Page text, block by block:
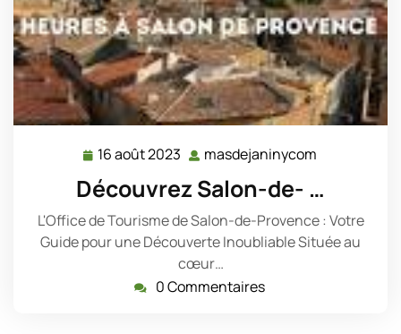
16 août 2023 16
août
2023
masdejaninycom
Découvrez Salon-de- …
L'Office de Tourisme de Salon-de-Provence : Votre
Guide pour une Découverte Inoubliable Située au
cœur…
0 Commentaires